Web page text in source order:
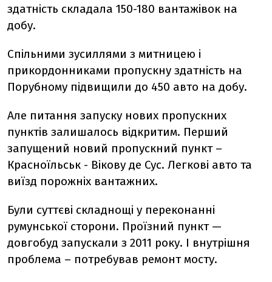
здатність складала 150-180 вантажівок на
добу.
Спільними зусиллями з митницею і
прикордонниками пропускну здатність на
Порубному підвищили до 450 авто на добу.
Але питання запуску нових пропускних
пунктів залишалось відкритим. Перший
запущений новий пропускний пункт –
Красноїльськ - Вікову де Сус. Легкові авто та
виїзд порожніх вантажних.
Були суттєві складнощі у переконанні
румунської сторони. Проїзний пункт —
довгобуд запускали з 2011 року. І внутрішня
проблема – потребував ремонт мосту.